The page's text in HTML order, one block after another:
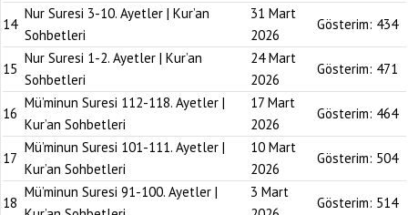
14
Nur Suresi 3-10. Ayetler | Kur’an
Sohbetleri
31 Mart
2026
Gösterim: 434
15
Nur Suresi 1-2. Ayetler | Kur’an
Sohbetleri
24 Mart
2026
Gösterim: 471
16
Mü’minun Suresi 112-118. Ayetler |
Kur’an Sohbetleri
17 Mart
2026
Gösterim: 464
17
Mü’minun Suresi 101-111. Ayetler |
Kur’an Sohbetleri
10 Mart
2026
Gösterim: 504
18
Mü’minun Suresi 91-100. Ayetler |
3 Mart
Gösterim: 514